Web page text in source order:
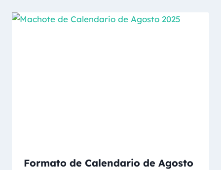
Formato de Calendario de Agosto